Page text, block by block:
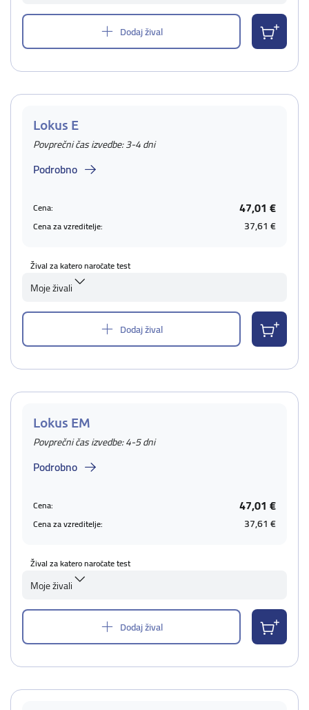
Dodaj žival
Lokus E
Povprečni čas izvedbe: 3-4 dni
Podrobno
Cena: 47,01 €
Cena za vzreditelje: 37,61 €
Žival za katero naročate test
Moje živali
Dodaj žival
Lokus EM
Povprečni čas izvedbe: 4-5 dni
Podrobno
Cena: 47,01 €
Cena za vzreditelje: 37,61 €
Žival za katero naročate test
Moje živali
Dodaj žival